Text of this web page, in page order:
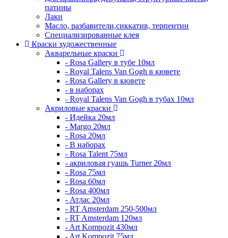
патины
Лаки
Масло, разбавители,сиккатив, терпентин
Специализированные клея
Краски художественные
Акварельные краски
- Rosa Gallery в тубе 10мл
- Royal Talens Van Gogh в кювете
- Rosa Gallery в кювете
- в наборах
- Royal Talens Van Gogh в тубах 10мл
Акриловые краски
- Идейка 20мл
- Margo 20мл
- Rosa 20мл
- В наборах
- Rosa Talent 75мл
- акриловая гуашь Turner 20мл
- Rosa 75мл
- Rosa 60мл
- Rosa 400мл
- Атлас 20мл
- RT Amsterdam 250-500мл
- RT Amsterdam 120мл
- Art Kompozit 430мл
- Art Kompozit 75мл